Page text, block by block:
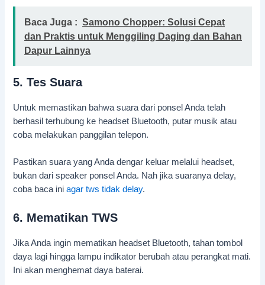
Baca Juga : Samono Chopper: Solusi Cepat
dan Praktis untuk Menggiling Daging dan Bahan
Dapur Lainnya
5. Tes Suara
Untuk memastikan bahwa suara dari ponsel Anda telah
berhasil terhubung ke headset Bluetooth, putar musik atau
coba melakukan panggilan telepon.
Pastikan suara yang Anda dengar keluar melalui headset,
bukan dari speaker ponsel Anda. Nah jika suaranya delay,
coba baca iniagar tws tidak delay.
6. Mematikan TWS
Jika Anda ingin mematikan headset Bluetooth, tahan tombol
daya lagi hingga lampu indikator berubah atau perangkat mati.
Ini akan menghemat daya baterai.